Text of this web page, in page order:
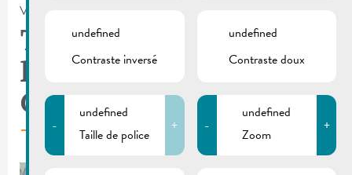
Comme par exemple des contacts, des
VILLE DE REMICH / ACTUALITÉ
Transfert provisoire de
l’arrêt de bus rue de la
Corniche
undefined
Contraste inversé
undefined
Contraste doux
-
undefined
Taille de police
+ -
undefined
Zoom
+